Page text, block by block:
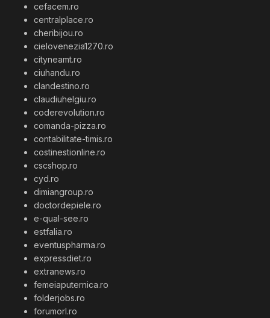
cefacem.ro
centralplace.ro
cheribijou.ro
cielovenezia1270.ro
cityneamt.ro
ciuhandu.ro
clandestino.ro
claudiuhelgiu.ro
coderevolution.ro
comanda-pizza.ro
contabilitate-timis.ro
costinestionline.ro
cscshop.ro
cyd.ro
dimiangroup.ro
doctordepiele.ro
e-qual-see.ro
estfalia.ro
eventuspharma.ro
expressdiet.ro
extranews.ro
femeiaputernica.ro
folderjobs.ro
forumorl.ro